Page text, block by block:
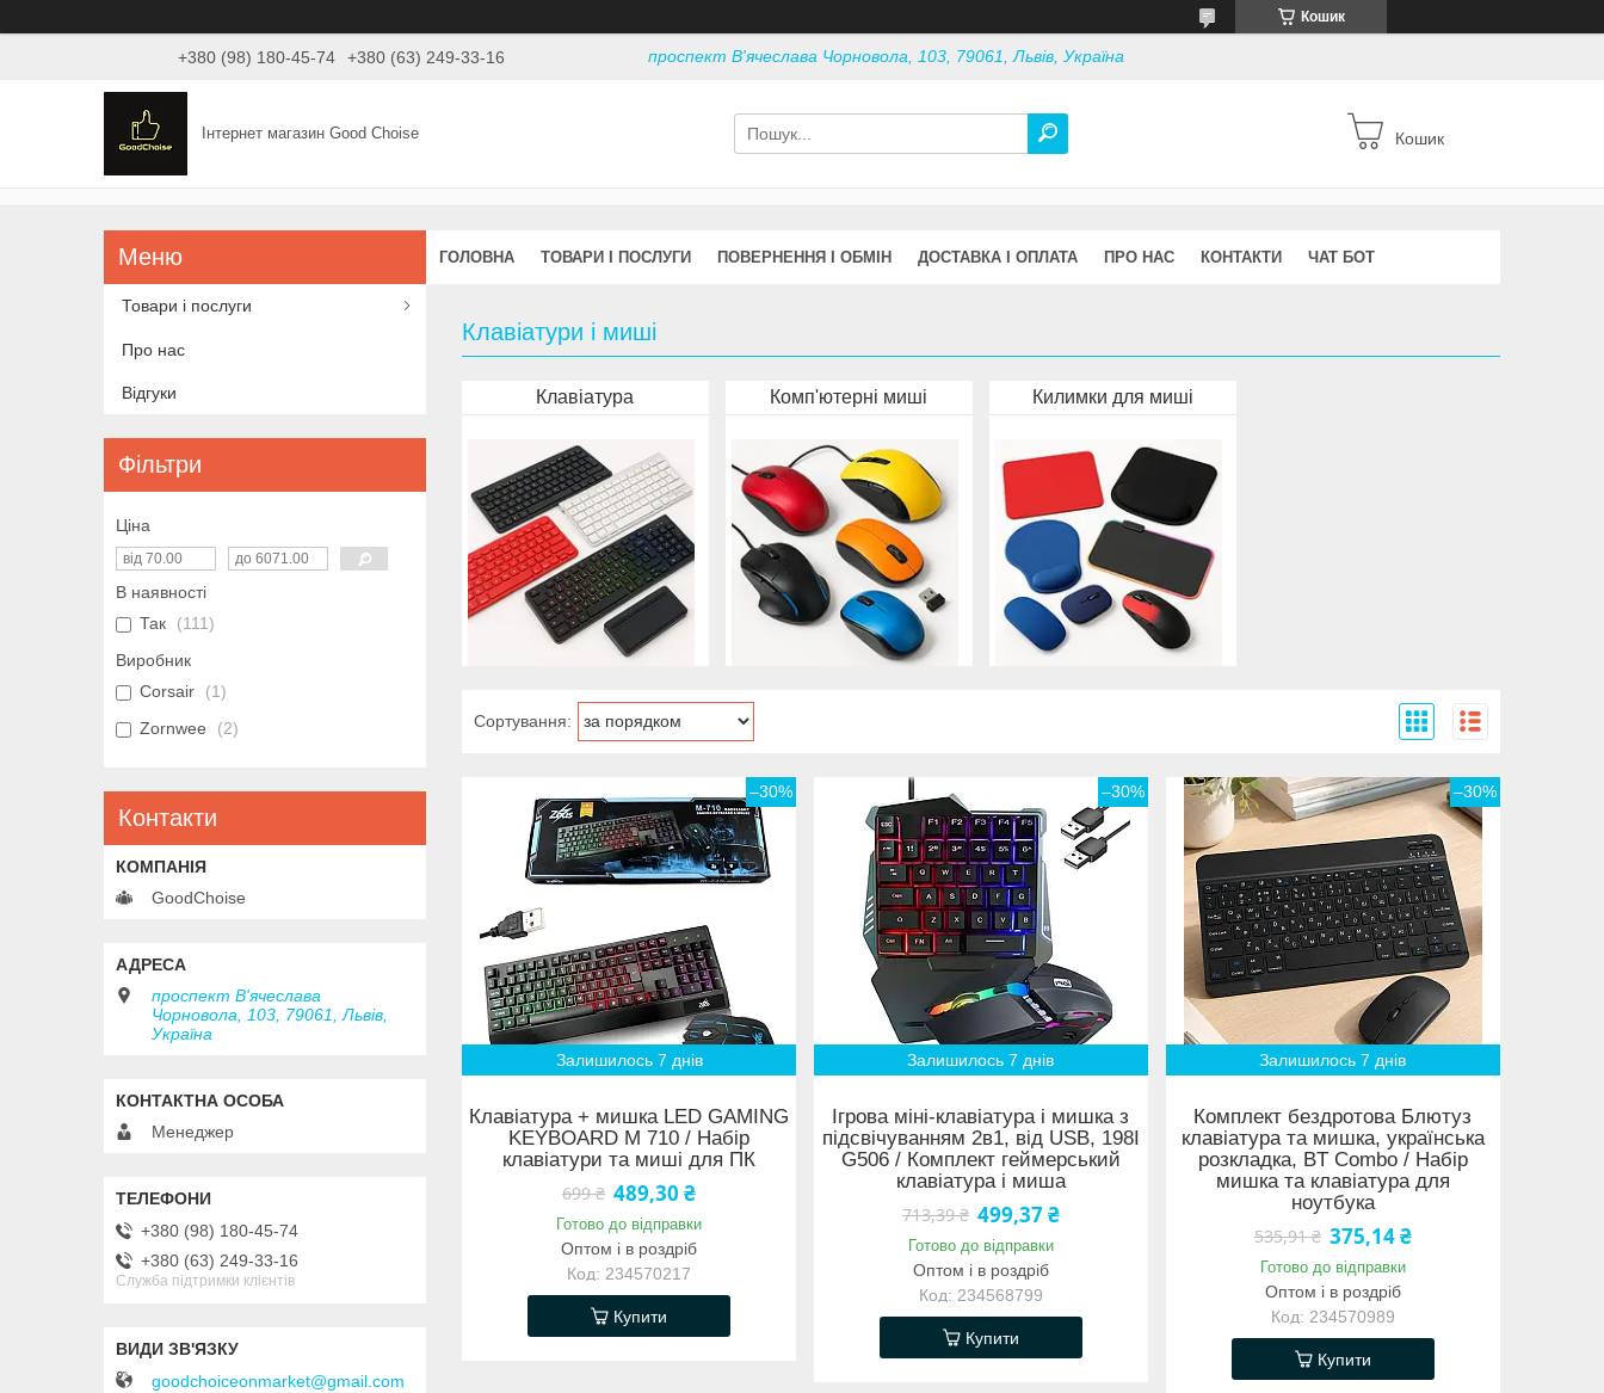
Кошик
+380 (98) 180-45-74 +380 (63) 249-33-16 проспект В'ячеслава Чорновола, 103, 79061, Львів, Україна
Інтернет магазин Good Choise Кошик
ГОЛОВНА ТОВАРИ І ПОСЛУГИ ПОВЕРНЕННЯ І ОБМІН ДОСТАВКА І ОПЛАТА ПРО НАС КОНТАКТИ ЧАТ БОТ
Клавіатури і миші
Клавіатура Комп'ютерні миші Килимки для миші
–30%
Залишилось 7 днів
Клавіатура + мишка LED GAMING
KEYBOARD M 710 / Набір
клавіатури та миші для ПК
699 ₴ 489,30 ₴
Готово до відправки
Оптом і в роздріб
234570217
Купити
–30%
Залишилось 7 днів
Ігрова міні-клавіатура і мишка з
підсвічуванням 2в1, від USB, 198I
G506 / Комплект геймерський
клавіатура і миша
713,39 ₴ 499,37 ₴
Готово до відправки
Оптом і в роздріб
234568799
Купити
–30%
Залишилось 7 днів
Комплект бездротова Блютуз
клавіатура та мишка, українська
розкладка, BT Combo / Набір
мишка та клавіатура для
ноутбука
535,91 ₴ 375,14 ₴
Готово до відправки
Оптом і в роздріб
234570989
Купити
Товари і послуги
Про нас
Відгуки
Фільтри
Ціна
В наявності
Так
111
Виробник
Corsair
1
Zornwee
2
Контакти
GoodChoise
проспект В'ячеслава
Чорновола, 103, 79061, Львів,
Україна
Менеджер
+380 (98) 180-45-74
+380 (63) 249-33-16
Служба підтримки клієнтів
goodchoiceonmarket@gmail.com